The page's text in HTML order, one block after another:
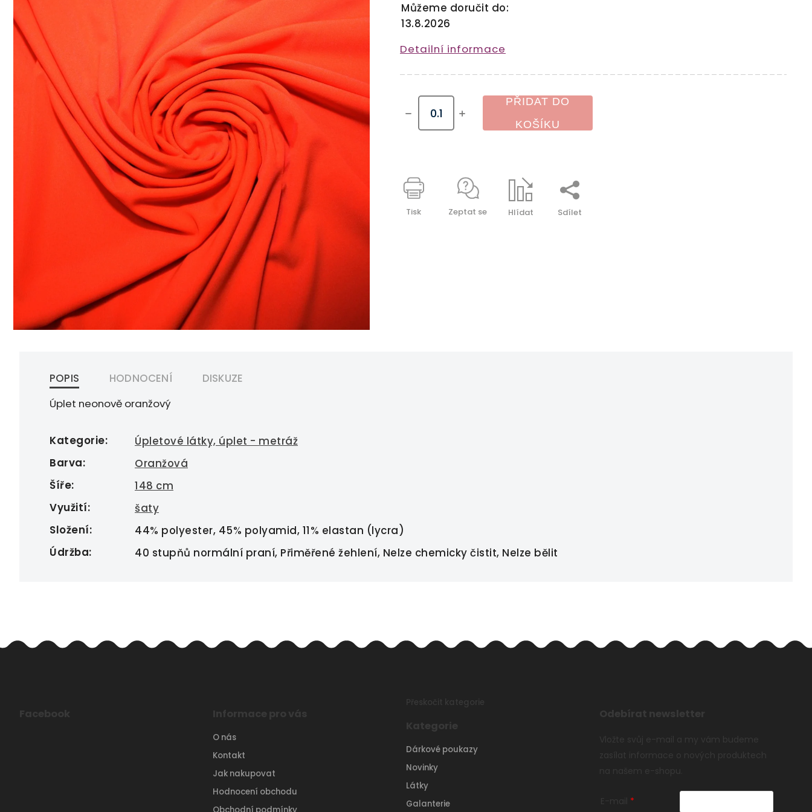
Můžeme doručit do:
13.8.2026
PŘIDAT DO
KOŠÍKU
Detailní informace
Tisk Zeptat se Hlídat Sdílet
POPIS HODNOCENÍ
DISKUZE
Úplet neonově oranžový
Kategorie:
Úpletové látky, úplet - metráž
Barva:
Oranžová
Šíře:
148 cm
Využití:
šaty
Složení:
44% polyester, 45% polyamid, 11% elastan (lycra)
Údržba: 40 stupňů normální praní, Přiměřené žehlení, Nelze chemicky čistit, Nelze bělit
Facebook Informace pro vás
O nás
Kontakt
Jak nakupovat
Hodnocení obchodu
Přeskočit kategorie
Kategorie
Dárkové poukazy
Novinky
Látky
Galanterie
Odebírat newsletter
Vložte svůj e-mail a my vám budeme
zasílat informace o nových produktech
na našem e-shopu.
E-mail